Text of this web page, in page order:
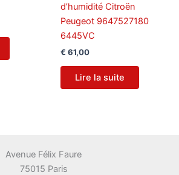
d’humidité Citroën
Peugeot 9647527180
6445VC
€ 61,00
Lire la suite
Avenue Félix Faure
75015 Paris